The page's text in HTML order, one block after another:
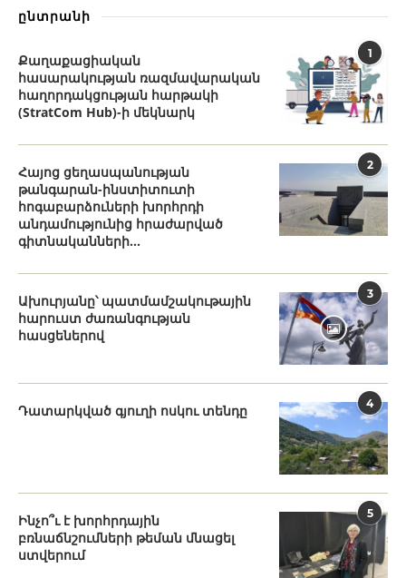
ընտրանի
1
Քաղաքացիական
հասարակության ռազմավարական
հաղորդակցության հարթակի
(StratCom Hub)-ի մեկնարկ
2
Հայոց ցեղասպանության
թանգարան-ինստիտուտի
հոգաբարձուների խորհրդի
անդամությունից հրաժարված
գիտնականների...
3
Ախուրյանը՝ պատմամշակութային
հարուստ ժառանգության
հասցեներով
4
Դատարկված գյուղի ոսկու տենդը
5
Ինչո՞ւ է խորհրդային
բռնաճնշումների թեման մնացել
ստվերում